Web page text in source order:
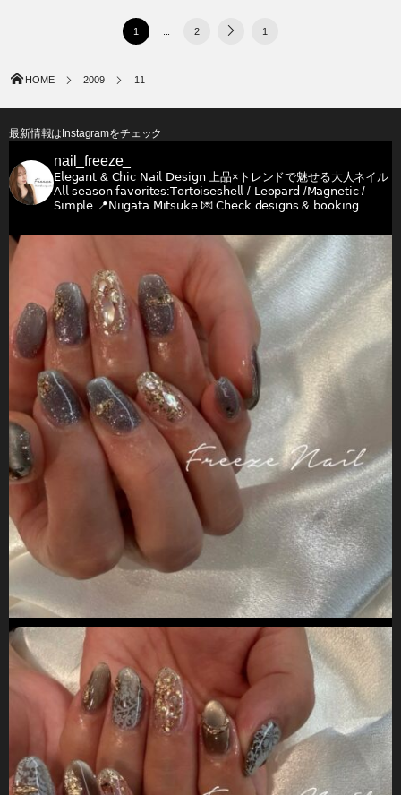
1 2 1
HOME 2009 11
最新情報はInstagramをチェック
nail_freeze_
𝖤𝗅𝖾𝗀𝖺𝗇𝗍 & 𝖢𝗁𝗂𝖼 𝖭𝖺𝗂𝗅 𝖣𝖾𝗌𝗂𝗀𝗇上品×トレンドで魅せる大人ネイル
𝖠𝗅𝗅 𝗌𝖾𝖺𝗌𝗈𝗇 𝖿𝖺𝗏𝗈𝗋𝗂𝗍𝖾𝗌:𝖳𝗈𝗋𝗍𝗈𝗂𝗌𝖾𝗌𝗁𝖾𝗅𝗅 / 𝖫𝖾𝗈𝗉𝖺𝗋𝖽 /𝖬𝖺𝗀𝗇𝖾𝗍𝗂𝖼 /
𝖲𝗂𝗆𝗉𝗅𝖾 📍𝖭𝗂𝗂𝗀𝖺𝗍𝖺 𝖬𝗂𝗍𝗌𝗎𝗄𝖾💌 𝖢𝗁𝖾𝖼𝗄 𝖽𝖾𝗌𝗂𝗀𝗇𝗌 & 𝖻𝗈𝗈𝗄𝗂𝗇𝗀